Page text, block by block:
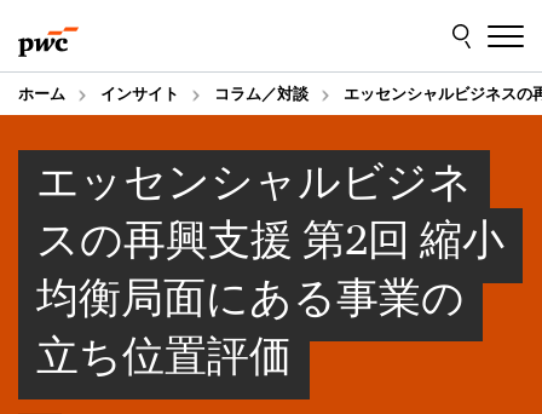
to
content
to
footer
ホーム インサイト コラム／対談 エッセンシャルビジネスの
エッセンシャルビジネ
スの再興支援 第2回 縮小
均衡局面にある事業の
立ち位置評価